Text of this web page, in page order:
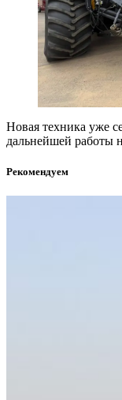
Новая техника уже
дальнейшей
Рекомендуем